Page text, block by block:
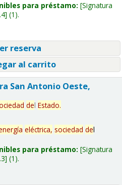
para préstamo: Signatura
(1).
reserva
al carrito
San Antonio Oeste,
del Estado.
eléctrica, sociedad del
para préstamo: Signatura
(1).